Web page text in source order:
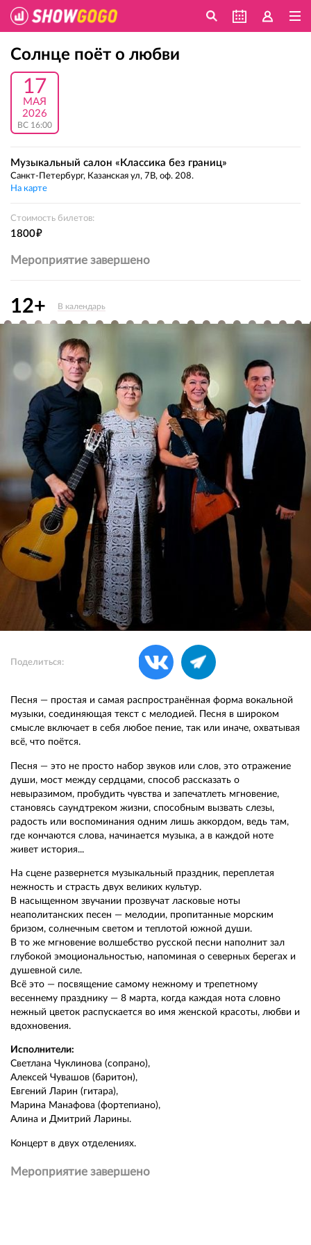
Солнце поёт о любви
17
МАЯ
2026
ВС 16:00
Музыкальный салон «Классика без границ»
Санкт-Петербург, Казанская ул, 7В, оф. 208.
На карте
Стоимость билетов:
1800е
Мероприятие завершено
12+ В календарь
Поделиться:
Песня — простая и самая распространённая форма вокальной
музыки, соединяющая текст с мелодией. Песня в широком
смысле включает в себя любое пение, так или иначе, охватывая
всё, что поётся.
Песня — это не просто набор звуков или слов, это отражение
души, мост между сердцами, способ рассказать о
невыразимом, пробудить чувства и запечатлеть мгновение,
становясь саундтреком жизни, способным вызвать слезы,
радость или воспоминания одним лишь аккордом, ведь там,
где кончаются слова, начинается музыка, а в каждой ноте
живет история...
На сцене развернется музыкальный праздник, переплетая
нежность и страсть двух великих культур.
В насыщенном звучании прозвучат ласковые ноты
неаполитанских песен — мелодии, пропитанные морским
бризом, солнечным светом и теплотой южной души.
В то же мгновение волшебство русской песни наполнит зал
глубокой эмоциональностью, напоминая о северных берегах и
душевной силе.
Всё это — посвящение самому нежному и трепетному
весеннему празднику — 8 марта, когда каждая нота словно
нежный цветок распускается во имя женской красоты, любви и
вдохновения.
Исполнители:
Светлана Чуклинова (сопрано),
Алексей Чувашов (баритон),
Евгений Ларин (гитара),
Марина Манафова (фортепиано),
Алина и Дмитрий Ларины.
Концерт в двух отделениях.
Мероприятие завершено